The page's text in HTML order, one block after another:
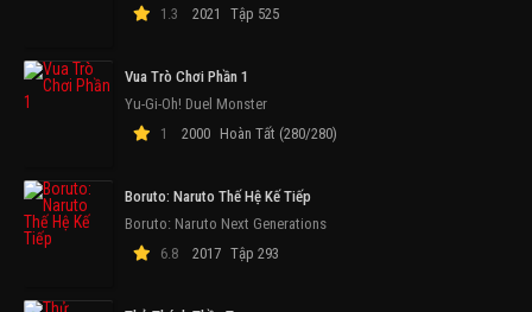
1.3
2021 Tập 525
Vua Trò Chơi Phần 1
Yu-Gi-Oh! Duel Monster
1
2000 Hoàn Tất (280/280)
Boruto: Naruto Thế Hệ Kế Tiếp
Boruto: Naruto Next Generations
6.8
2017 Tập 293